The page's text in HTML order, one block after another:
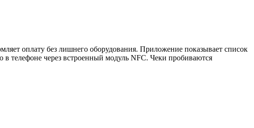
оплату без лишнего оборудования. Приложение показывает список
в телефоне через встроенный модуль NFC. Чеки пробиваются